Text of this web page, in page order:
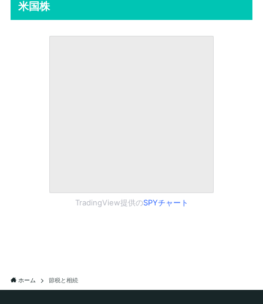
米国株
TradingView提供のSPYチャート
ホーム 節税と相続